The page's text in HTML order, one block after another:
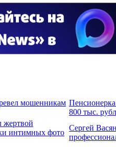
мошенникам
800 тыс.
жертвой
интимных фото
Сергей